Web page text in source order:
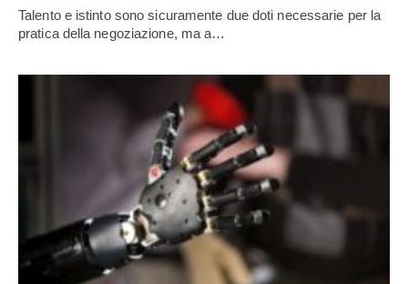
Talento e istinto sono sicuramente due doti necessarie per la
pratica della negoziazione, ma a…